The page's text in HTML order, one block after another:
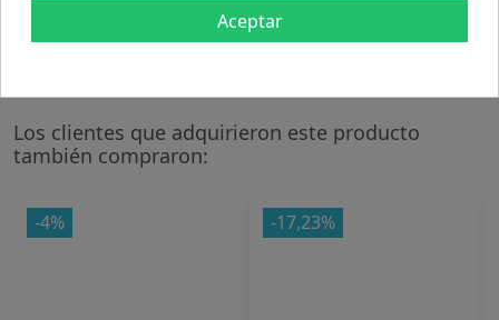
Encender el stick, dejar arder 10 segundos, apagar y
dejar consumir lentamente.
Los clientes que adquirieron este producto
también compraron:
-4% -17,23%
Aceptar